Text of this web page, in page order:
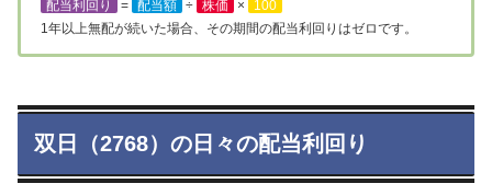
配当利回り
= 配当額 ÷ 株価 ×
100
1年以上無配が続いた場合、その期間の配当利回りはゼロです。
双日（2768）の日々の配当利回り